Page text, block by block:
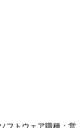
フトウェア職種 ： 営